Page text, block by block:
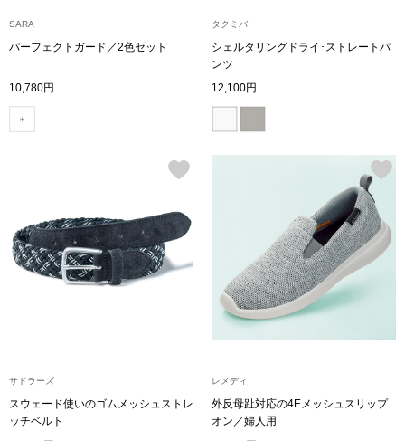
シャツワンピ
ボトムス
スカート
パンツ／スラ
SARA
パーフェクトガード／2色セット
10,780円
タクミバ
シェルタリングドライ･ストレートパ
ンツ
12,100円
サドラーズ
スウェード使いのゴムメッシュストレ
ッチベルト
レメディ
外反母趾対応の4Eメッシュスリップ
オン／婦人用